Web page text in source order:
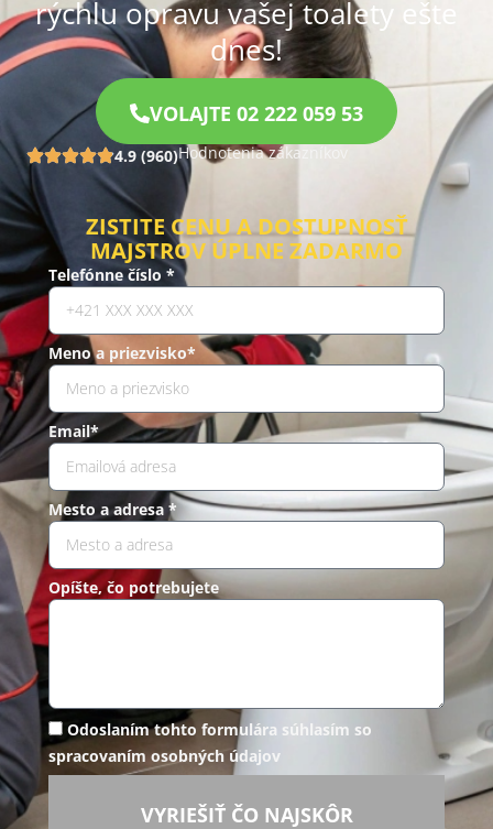
rýchlu opravu vašej toalety ešte
dnes!
VOLAJTE 02 222 059 53
4.9 (960)Hodnotenia zákazníkov
ZISTITE CENU A DOSTUPNOSŤ
MAJSTROV ÚPLNE ZADARMO
Telefónne číslo *
Meno a priezvisko*
Email*
Mesto a adresa *
Opíšte, čo potrebujete
Odoslaním tohto formulára súhlasím so
spracovaním osobných údajov
VYRIEŠIŤ ČO NAJSKÔR